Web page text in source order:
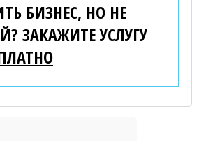
БИЗНЕС, НО НЕ
ЗАКАЖИТЕ УСЛУГУ